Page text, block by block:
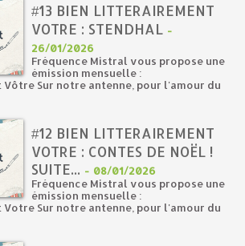
#13 BIEN LITTERAIREMENT
VOTRE : STENDHAL -
26/01/2026
Fréquence Mistral vous propose une
émission mensuelle :
Sur notre antenne, pour l'amour du
#12 BIEN LITTERAIREMENT
VOTRE : CONTES DE NOËL !
SUITE... - 08/01/2026
Fréquence Mistral vous propose une
émission mensuelle :
Sur notre antenne, pour l'amour du